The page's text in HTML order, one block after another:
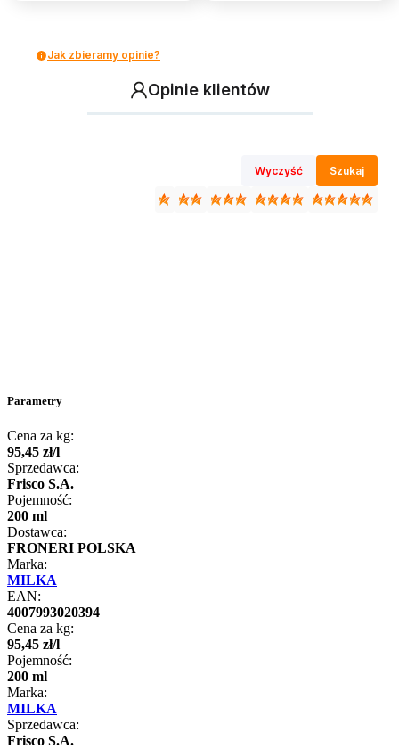
Jak zbieramy opinie?
Opinie klientów
Wyczyść Szukaj
Parametry
Cena za kg:
95,45 zł/l
Sprzedawca:
Frisco S.A.
Pojemność:
200 ml
Dostawca:
FRONERI POLSKA
Marka:
MILKA
EAN:
4007993020394
Cena za kg:
95,45 zł/l
Pojemność:
200 ml
Marka:
MILKA
Sprzedawca:
Frisco S.A.